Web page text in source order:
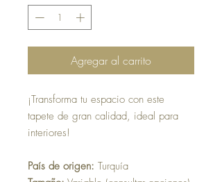
Agregar al carrito
¡Transforma tu espacio con este
tapete de gran calidad, ideal para
interiores!
País de origen: Turquía